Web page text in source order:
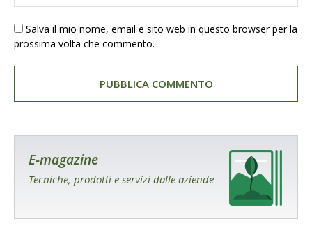
Salva il mio nome, email e sito web in questo browser per la
prossima volta che commento.
E-magazine
Tecniche, prodotti e servizi dalle aziende